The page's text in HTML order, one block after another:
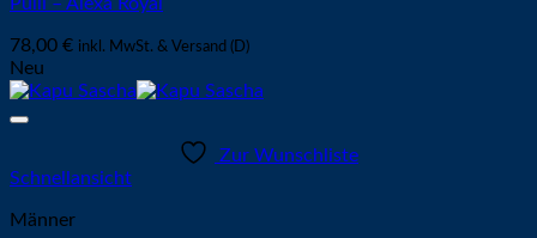
Pulli – Alexa Royal
78,00 € inkl. MwSt. & Versand (D)
Neu
Zur Wunschliste
Schnellansicht
Männer